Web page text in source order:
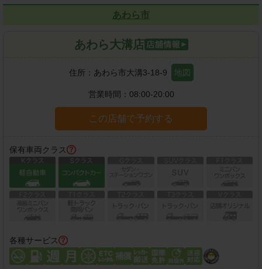
あわら市
あわら大溝店
住所： あわら市大溝3-18-9 地図
営業時間： 08:00-20:00
この店舗で予約する
保有車両クラス
各種サービス